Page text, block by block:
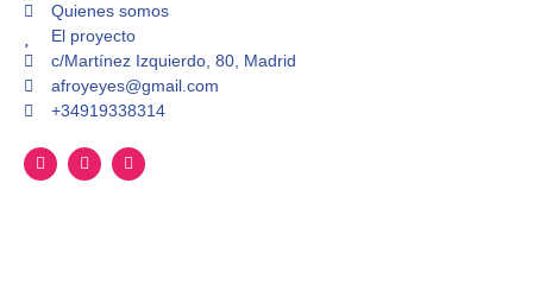
Quienes somos
El proyecto
c/Martínez Izquierdo, 80, Madrid
afroyeyes@gmail.com
+34919338314